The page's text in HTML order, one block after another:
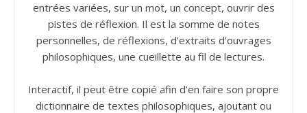
entrées variées, sur un mot, un concept, ouvrir des
pistes de réflexion. Il est la somme de notes
personnelles, de réflexions, d’extraits d’ouvrages
philosophiques, une cueillette au fil de lectures.
Interactif, il peut être copié afin d’en faire son propre
dictionnaire de textes philosophiques, ajoutant ou